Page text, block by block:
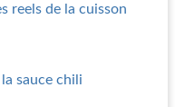
reels de la cuisson
sauce chili